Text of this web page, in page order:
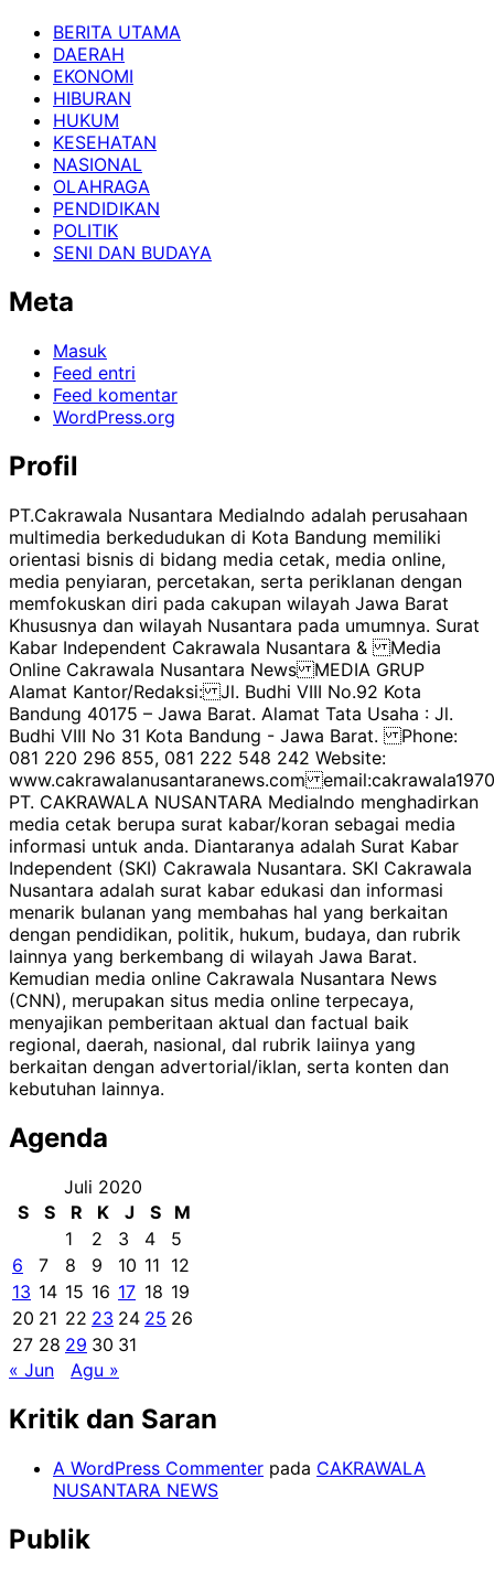
BERITA UTAMA
DAERAH
EKONOMI
HIBURAN
HUKUM
KESEHATAN
NASIONAL
OLAHRAGA
PENDIDIKAN
POLITIK
SENI DAN BUDAYA
Meta
Masuk
Feed entri
Feed komentar
WordPress.org
Profil
PT.Cakrawala Nusantara MediaIndo adalah perusahaan
multimedia berkedudukan di Kota Bandung memiliki
orientasi bisnis di bidang media cetak, media online,
media penyiaran, percetakan, serta periklanan dengan
memfokuskan diri pada cakupan wilayah Jawa Barat
Khususnya dan wilayah Nusantara pada umumnya. Surat
Kabar Independent Cakrawala Nusantara & Media
Online Cakrawala Nusantara News MEDIA GRUP
Alamat Kantor/Redaksi: Jl. Budhi VIII No.92 Kota
Bandung 40175 – Jawa Barat. Alamat Tata Usaha : Jl.
Budhi VIII No 31 Kota Bandung - Jawa Barat. Phone:
081 220 296 855, 081 222 548 242 Website:
www.cakrawalanusantaranews.com
PT. CAKRAWALA NUSANTARA MediaIndo menghadirkan
media cetak berupa surat kabar/koran sebagai media
informasi untuk anda. Diantaranya adalah Surat Kabar
Independent (SKI) Cakrawala Nusantara. SKI Cakrawala
Nusantara adalah surat kabar edukasi dan informasi
menarik bulanan yang membahas hal yang berkaitan
dengan pendidikan, politik, hukum, budaya, dan rubrik
lainnya yang berkembang di wilayah Jawa Barat.
Kemudian media online Cakrawala Nusantara News
(CNN), merupakan situs media online terpecaya,
menyajikan pemberitaan aktual dan factual baik
regional, daerah, nasional, dal rubrik laiinya yang
berkaitan dengan advertorial/iklan, serta konten dan
kebutuhan lainnya.
Agenda
Juli 2020
S
S R K J S
M
1
2 3 4
5
6
7 8 9 10 11 12
13 14 15 16 17 18 19
20 21 22 23 24 25 26
27 28 29 30 31
« Jun
Agu »
Kritik dan Saran
A WordPress Commenter pada CAKRAWALA
NUSANTARA NEWS
Publik